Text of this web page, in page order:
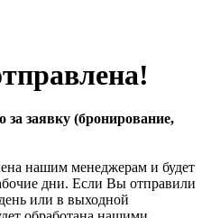
за заявку (бронирование,
нашим менеджерам и будет
дни. Если Вы отправили
или в выходной